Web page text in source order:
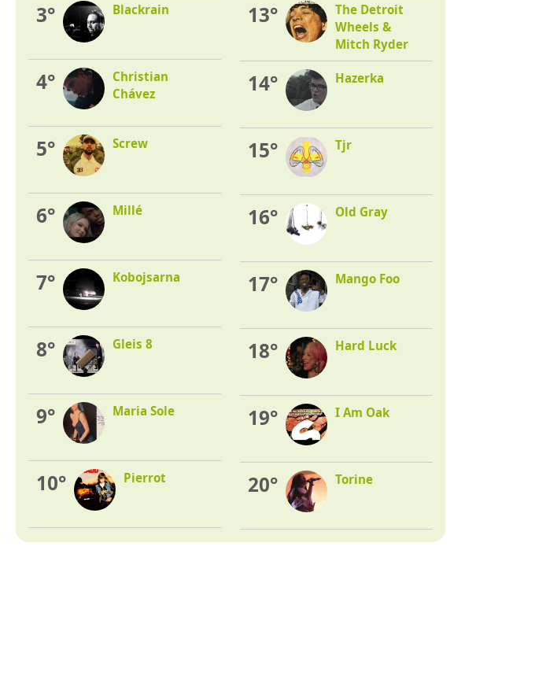
3° Blackrain
4°
Christian
Chávez
5° Screw
6° Millé
7° Kobojsarna
8° Gleis 8
9° Maria Sole
10° Pierrot
13°
The Detroit
Wheels &
Mitch Ryder
14° Hazerka
15° Tjr
16° Old Gray
17° Mango Foo
18° Hard Luck
19° I Am Oak
20° Torine